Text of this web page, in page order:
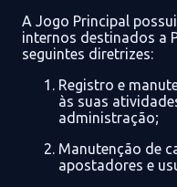
A Jogo Principal possui
internos destinados a
seguintes diretrizes:
Registro e
às suas
administração;
Manutenção de
apostadores e